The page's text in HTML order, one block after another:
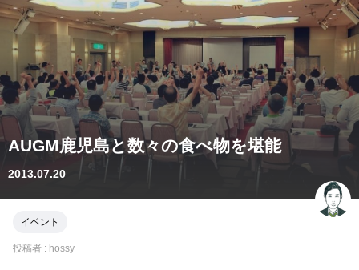
AUGM鹿児島と数々の食べ物を堪能
2013.07.20
イベント
投稿者 : hossy